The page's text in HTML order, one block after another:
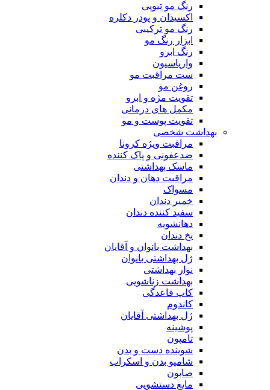
رنگ مو تیوپی
اکسیدان و پودر دکلره
رنگ مو ترکیبی
ابزار رنگ مو
رنگ ابرو
واریاسیون
ست مراقبت مو
روغن مو
تقویت مژه و ابرو
مکمل های درمانی
تقویت پوست و مو
بهداشت شخصی
مراقبت ویژه کرونا
ضدعفونی و پاک کننده
ماسک بهداشتی
مراقبت دهان و دندان
مسواک
خمیر دندان
سفید کننده دندان
دهانشویه
نخ دندان
بهداشت بانوان و آقایان
ژل بهداشتی بانوان
نوار بهداشتی
بهداشت زناشویی
کاپ قاعدگی
کاندوم
ژل بهداشتی آقایان
پوشینه
تامپون
شوینده دست و بدن
شامپو بدن و اسکراب
صابون
مایع دستشویی